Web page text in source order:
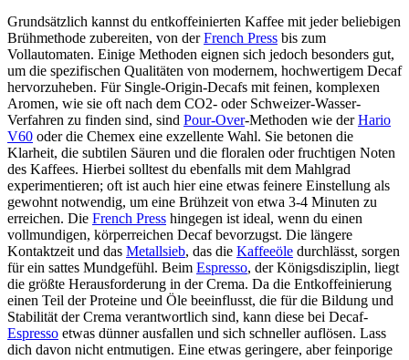
Grundsätzlich kannst du entkoffeinierten Kaffee mit jeder beliebigen
Brühmethode zubereiten, von derFrench Press bis zum
Vollautomaten. Einige Methoden eignen sich jedoch besonders gut,
um die spezifischen Qualitäten von modernem, hochwertigem Decaf
hervorzuheben. Für Single-Origin-Decafs mit feinen, komplexen
Aromen, wie sie oft nach dem CO2- oder Schweizer-Wasser-
Verfahren zu finden sind, sind Pour-Over-Methoden wie derHario
V60 oder die Chemex eine exzellente Wahl. Sie betonen die
Klarheit, die subtilen Säuren und die floralen oder fruchtigen Noten
des Kaffees. Hierbei solltest du ebenfalls mit dem Mahlgrad
experimentieren; oft ist auch hier eine etwas feinere Einstellung als
gewohnt notwendig, um eine Brühzeit von etwa 3-4 Minuten zu
erreichen. Die French Press hingegen ist ideal, wenn du einen
vollmundigen, körperreichen Decaf bevorzugst. Die längere
Kontaktzeit und das Metallsieb, das die Kaffeeöle durchlässt, sorgen
für ein sattes Mundgefühl. Beim Espresso, der Königsdisziplin, liegt
die größte Herausforderung in der Crema. Da die Entkoffeinierung
einen Teil der Proteine und Öle beeinflusst, die für die Bildung und
Stabilität der Crema verantwortlich sind, kann diese bei Decaf-
Espresso etwas dünner ausfallen und sich schneller auflösen. Lass
dich davon nicht entmutigen. Eine etwas geringere, aber feinporige